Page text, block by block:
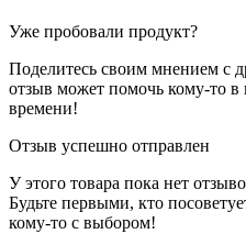
Уже пробовали продукт?
Поделитесь своим мнением с
отзыв может помочь кому-то
времени!
Отзыв успешно отправлен
У этого товара пока нет
Будьте первыми, кто
кому-то с выбором!